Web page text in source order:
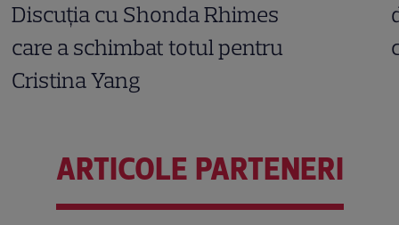
Discuția cu Shonda Rhimes
care a schimbat totul pentru
Cristina Yang
ARTICOLE PARTENERI